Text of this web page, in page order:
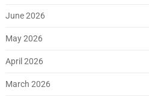
June 2026
May 2026
April 2026
March 2026